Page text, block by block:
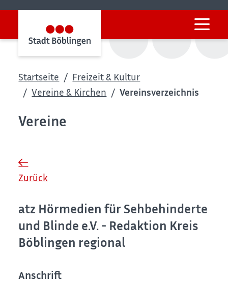
Startseite
Freizeit & Kultur
Vereine & Kirchen
Vereinsverzeichnis
Vereine
Zurück
atz Hörmedien für Sehbehinderte
und Blinde e.V. - Redaktion Kreis
Böblingen regional
Anschrift